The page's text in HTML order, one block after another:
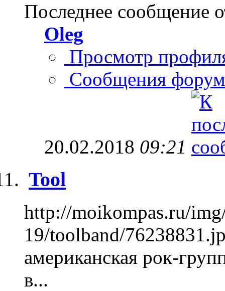
Последнее сообщение
Oleg
Просмотр
Сообщения
20.02.2018 09:21
Tool
http://moikompas.ru/
19/toolband/
американская рок-
в...